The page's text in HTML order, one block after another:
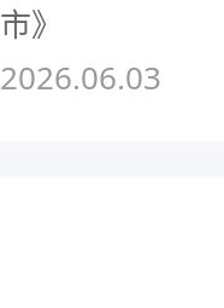
市》
2026.06.03